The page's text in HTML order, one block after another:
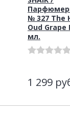
№ 327 The
Oud Grape
мл.
1 299